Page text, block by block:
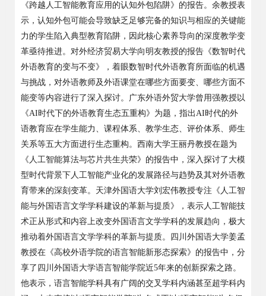
《跨越人工智能教育应用的认知外包陷阱》的报告。余教授表
示，认知外包可能会导致缺乏足够完备的知识与相应的关键能
力的学生陷入典型教育陷阱，因此核心素养导向的深度教学变
革亟待推进。对外经济贸易大学向明友教授的报告《数智时代
外语教育的变与不变》，着眼数智时代外语教育所面临的机遇
与挑战，对外语教师及外语课堂在哪些方面要变、哪些方面不
能变等内容进行了深入探讨。广东外语外贸大学曾用强教授以
《AI时代下的外语教育生态五重构》为题，指出AI时代的外
语教育应在学生能力、课程体系、教学生态、评价体系、师生
关系等五大方面进行生态重构。西南大学王丽丹教授在题为
《人工智能算法与芯片共生共荣》的报告中，深入探讨了大模
型时代背景下人工智能产业化的发展路径与趋势及其对外语教
育带来的深刻变革。天津外国语大学刘宏伟教授专注《人工智
能与外国语言文学学科建设的革新与提质》，表示人工智能技
术正从形式和内容上改变外国语言文学学科的发展趋向，极大
推动着外国语言文学学科的革新与提质。四川外国语大学姜孟
教授在《高校外语学院的语言智能新形态探索》的报告中，分
享了四川外国语大学语言智能学院近5年来的创新探索之路。
他表示，语言智能学科具有广阔的交叉学科内涵甚至超学科内